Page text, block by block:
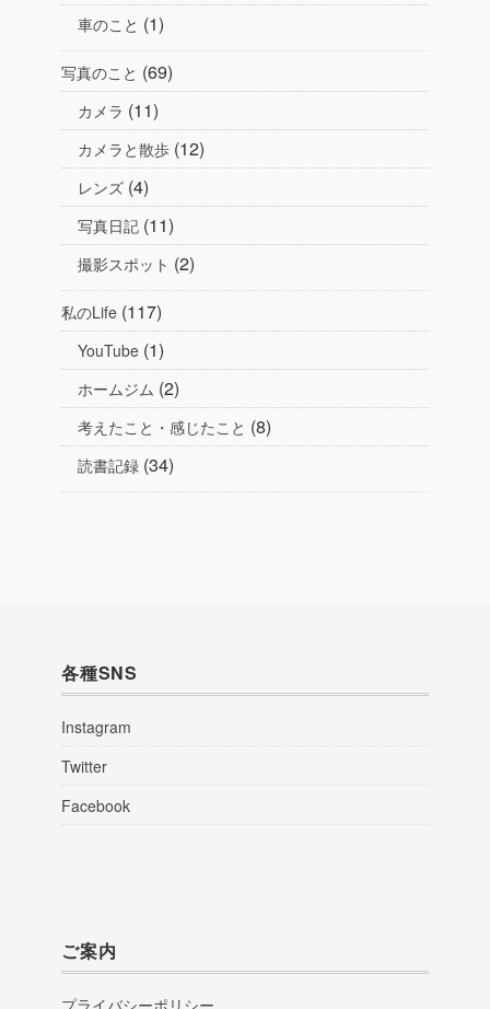
車のこと (1)
写真のこと (69)
カメラ (11)
カメラと散歩 (12)
レンズ (4)
写真日記 (11)
撮影スポット (2)
私のLife (117)
YouTube (1)
ホームジム (2)
考えたこと・感じたこと (8)
読書記録 (34)
各種SNS
Instagram
Twitter
Facebook
ご案内